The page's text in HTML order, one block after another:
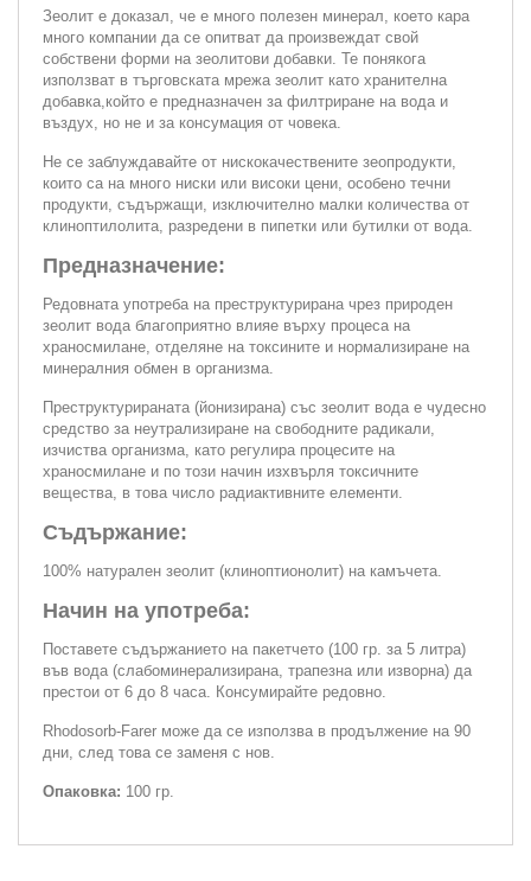
Зеолит е доказал, че е много полезен минерал, което кара
много компании да се опитват да произвеждат свой
собствени форми на зеолитови добавки. Те понякога
използват в търговската мрежа зеолит като хранителна
добавка,който е предназначен за филтриране на вода и
въздух, но не и за консумация от човека.
Не се заблуждавайте от нискокачествените зеопродукти,
които са на много ниски или високи цени, особено течни
продукти, съдържащи, изключително малки количества от
клиноптилолита, разредени в пипетки или бутилки от вода.
Предназначение:
Редовната употреба на преструктурирана чрез природен
зеолит вода благоприятно влияе върху процеса на
храносмилане, отделяне на токсините и нормализиране на
минералния обмен в организма.
Преструктурираната (йонизирана) със зеолит вода е чудесно
средство за неутрализиране на свободните радикали,
изчиства организма, като регулира процесите на
храносмилане и по този начин изхвърля токсичните
вещества, в това число радиактивните елементи.
Съдържание:
100% натурален зеолит (клиноптионолит) на камъчета.
Начин на употреба:
Поставете съдържанието на пакетчето (100 гр. за 5 литра)
във вода (слабоминерализирана, трапезна или изворна) да
престои от 6 до 8 часа. Консумирайте редовно.
Rhodosorb-Farer може да се използва в продължение на 90
дни, след това се заменя с нов.
Опаковка: 100 гр.